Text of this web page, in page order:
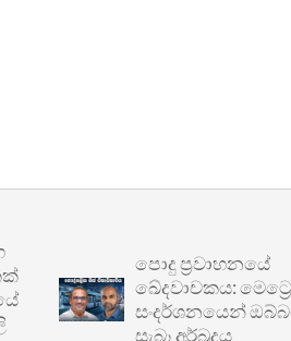
පොදු ප්‍රවාහනයේ
ඛේදවාචකය: මෙට්‍රෝ බස්
සංදර්ශනයෙන් ඔබ්බට ගිය
සැබෑ අර්බුදය